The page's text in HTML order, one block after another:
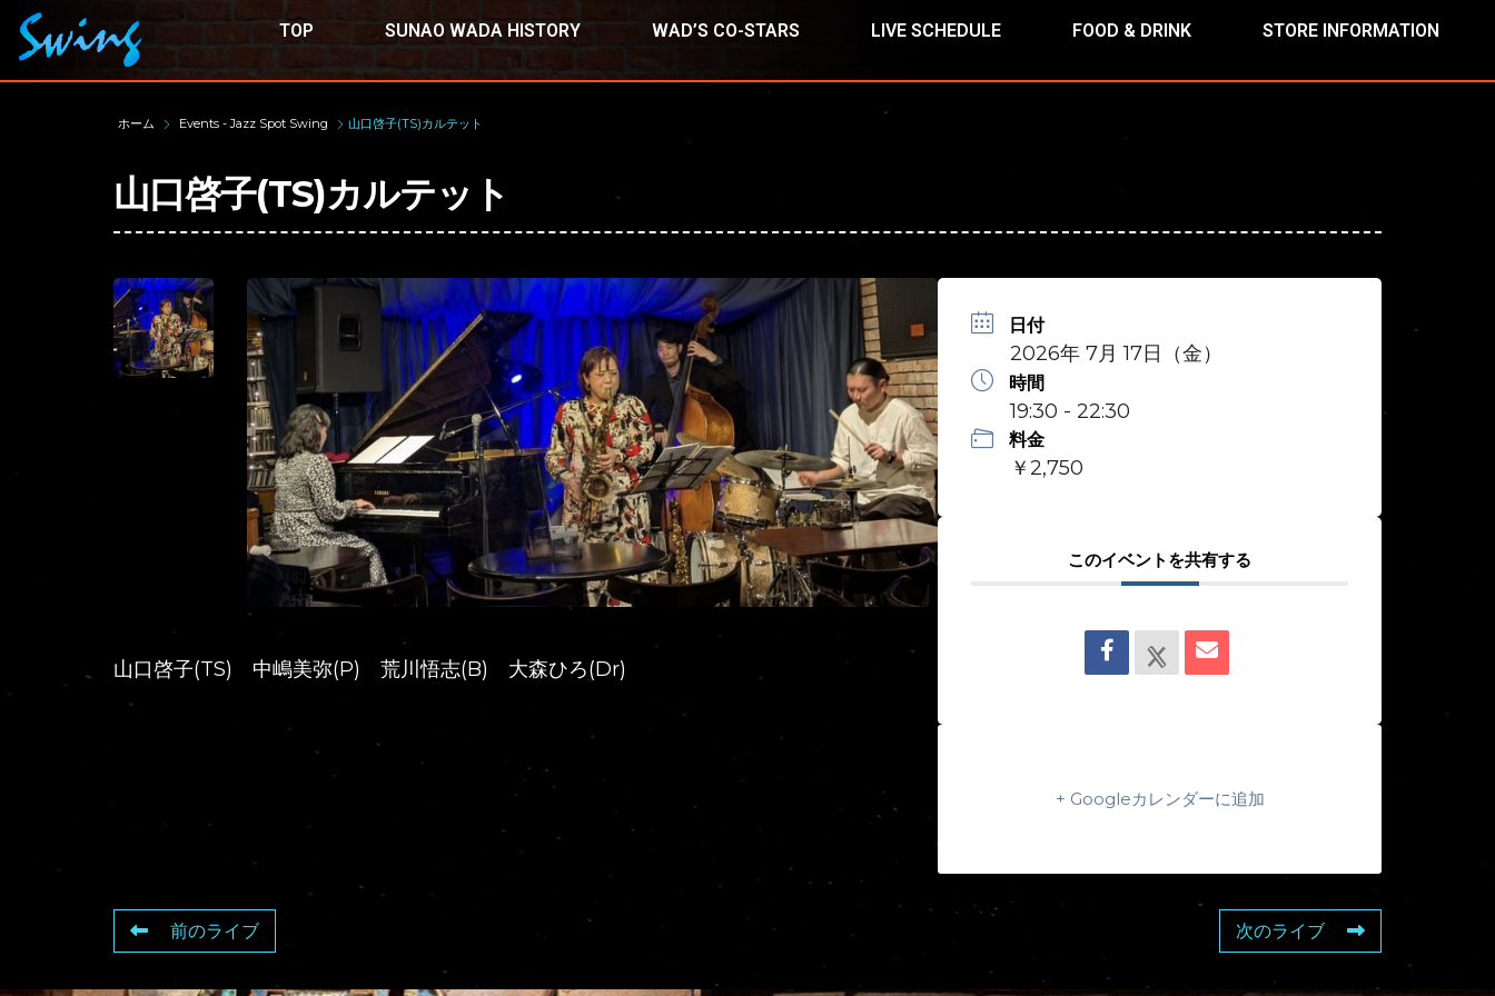
TOP SUNAO WADA HISTORY WAD’S CO-STARS LIVE SCHEDULE FOOD & DRINK STORE INFORMATION
ホーム Events - Jazz Spot Swing 山口啓子(TS)カルテット
山口啓子(TS)カルテット
山口啓子(TS) 中嶋美弥(P) 荒川悟志(B) 大森ひろ(Dr)
日付
2026年 7月 17日（金）
時間
19:30 - 22:30
料金
￥2,750
このイベントを共有する
+ Googleカレンダーに追加
前のライブ 次のライブ